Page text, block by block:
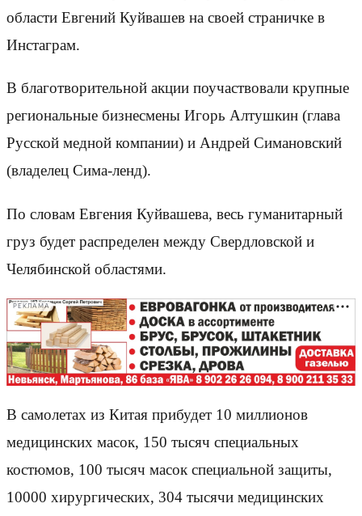
области Евгений Куйвашев на своей страничке в
Инстаграм.
В благотворительной акции поучаствовали крупные
региональные бизнесмены Игорь Алтушкин (глава
Русской медной компании) и Андрей Симановский
(владелец Сима-ленд).
По словам Евгения Куйвашева, весь гуманитарный
груз будет распределен между Свердловской и
Челябинской областями.
РЕКЛАМА
В самолетах из Китая прибудет 10 миллионов
медицинских масок, 150 тысяч специальных
костюмов, 100 тысяч масок специальной защиты,
10000 хирургических, 304 тысячи медицинских